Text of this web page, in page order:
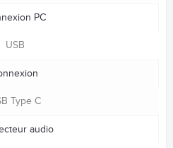
PC
USB
Type C
audio